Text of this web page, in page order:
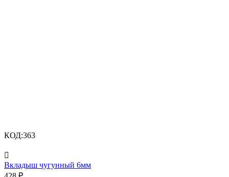
КОД:363

Вкладыш чугунный 6мм